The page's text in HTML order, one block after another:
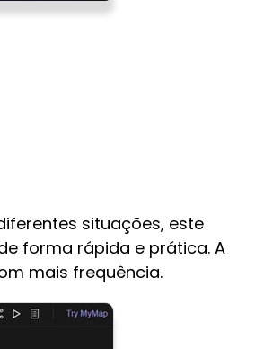
situações, este
forma rápida e prática. A
mais frequência.